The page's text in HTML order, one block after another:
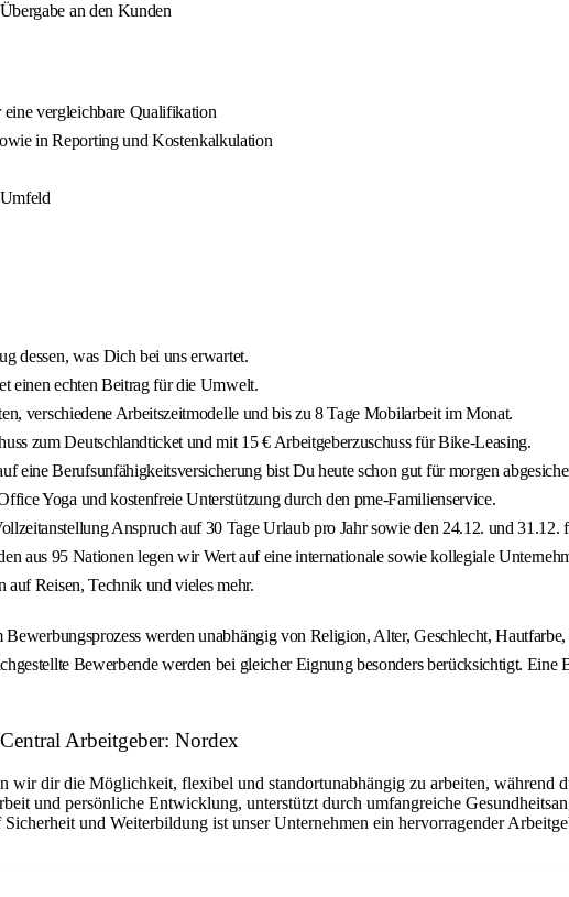
an den Kunden
eine vergleichbare Qualifikation
in Reporting und Kostenkalkulation
dessen, was Dich bei uns erwartet.
einen echten Beitrag für die Umwelt.
verschiedene Arbeitszeitmodelle und bis zu 8 Tage Mobilarbeit im Monat.
zum Deutschlandticket und mit 15 € Arbeitgeberzuschuss für Bike-Leasing.
eine Berufsunfähigkeitsversicherung bist Du heute schon gut für morgen
Yoga und kostenfreie Unterstützung durch den pme-Familienservice.
Anspruch auf 30 Tage Urlaub pro Jahr sowie den 24.12. und 31.12.
aus 95 Nationen legen wir Wert auf eine internationale sowie kollegiale
auf Reisen, Technik und vieles mehr.
werden unabhängig von Religion, Alter, Geschlecht,
Bewerbende werden bei gleicher Eignung besonders berücksichtigt. Eine
Arbeitgeber: Nordex
dir die Möglichkeit, flexibel und standortunabhängig zu arbeiten, während
und persönliche Entwicklung, unterstützt durch umfangreiche
und Weiterbildung ist unser Unternehmen ein hervorragender